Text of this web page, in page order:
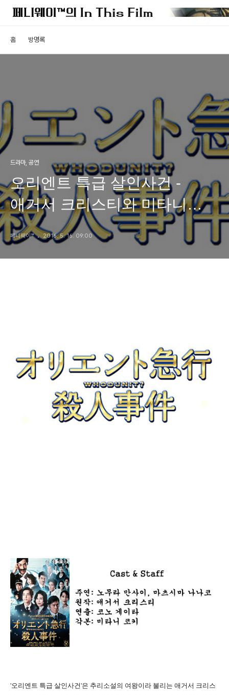
홈 방명록
드라마, 공연
오리엔트 특급 살인사건 -
애거서 크리스티와 미타니
코키의 절묘한 콜라보레이션
페니웨이™ 2016. 5. 16. 09:00
'오리엔트 특급 살인사건'은 추리소설의 여왕이라 불리는 애거서 크리스